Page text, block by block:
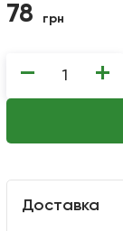
78 грн
− +
Доставка